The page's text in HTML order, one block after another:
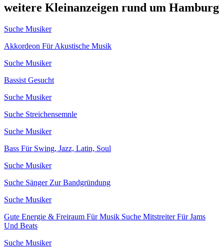
weitere Kleinanzeigen rund um Hamburg
Suche Musiker
Akkordeon Für Akustische Musik
Suche Musiker
Bassist Gesucht
Suche Musiker
Suche Streichensemnle
Suche Musiker
Bass Für Swing, Jazz, Latin, Soul
Suche Musiker
Suche Sänger Zur Bandgründung
Suche Musiker
Gute Energie & Freiraum Für Musik Suche Mitstreiter Für Jams
Und Beats
Suche Musiker